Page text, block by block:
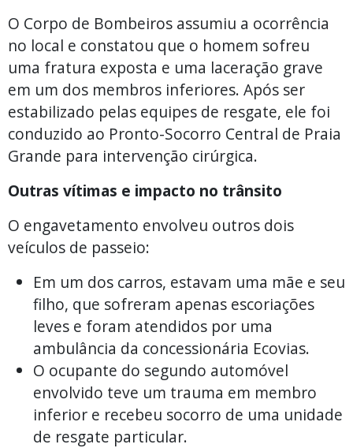
O Corpo de Bombeiros assumiu a ocorrência
no local e constatou que o homem sofreu
uma fratura exposta e uma laceração grave
em um dos membros inferiores. Após ser
estabilizado pelas equipes de resgate, ele foi
conduzido ao Pronto-Socorro Central de Praia
Grande para intervenção cirúrgica.
Outras vítimas e impacto no trânsito
O engavetamento envolveu outros dois
veículos de passeio:
Em um dos carros, estavam uma mãe e seu
filho, que sofreram apenas escoriações
leves e foram atendidos por uma
ambulância da concessionária Ecovias.
O ocupante do segundo automóvel
envolvido teve um trauma em membro
inferior e recebeu socorro de uma unidade
de resgate particular.